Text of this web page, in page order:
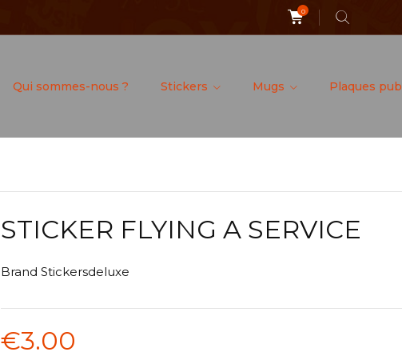
0
Qui sommes-nous ? Stickers Mugs Plaques pub
STICKER FLYING A SERVICE
Brand Stickersdeluxe
€3.00